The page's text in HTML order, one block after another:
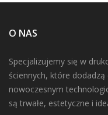
O NAS
Specjalizujemy się w
ściennych, które
nowoczesnym
są trwałe, estetyczne i